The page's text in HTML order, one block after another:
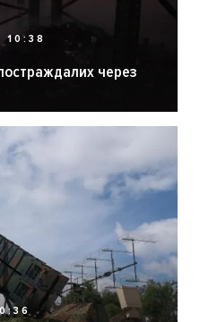
через